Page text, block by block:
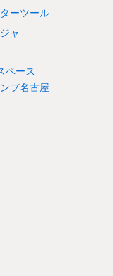
ーツール
ャ
ペース
プ名古屋